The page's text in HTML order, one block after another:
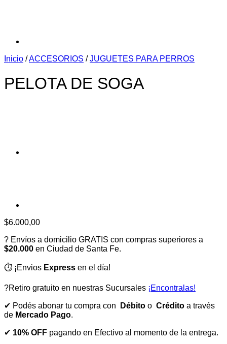
Inicio /ACCESORIOS / JUGUETES PARA PERROS
PELOTA DE SOGA
$6.000,00
? Envíos a domicilio GRATIS con compras superiores a
$20.000 en Ciudad de Santa Fe.
⏱️ ¡Envios Express en el día!
?Retiro gratuito en nuestras Sucursales ¡Encontralas!
✔ Podés abonar tu compra con Débito o Crédito a través
de Mercado Pago.
✔ 10% OFF pagando en Efectivo al momento de la entrega.